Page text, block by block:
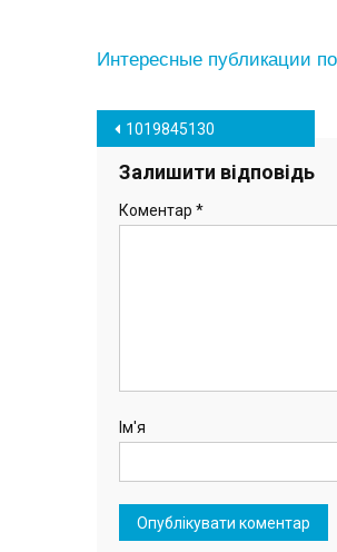
Интересные публикации
Навігація
записів
1019845130
Залишити відповідь
Коментар *
Ім'я